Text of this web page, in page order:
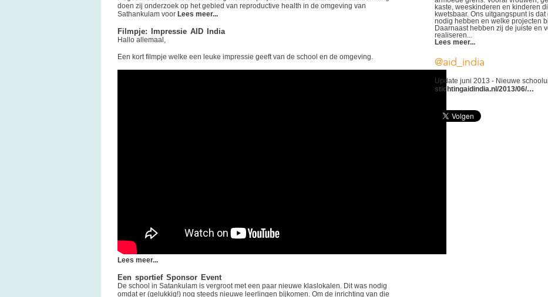
doen zij onderzoek op het gebied van reproductive health in de omgeving van
Sathankulam voor Lees meer...
Filmpje: Impressie AID India
Hallo allemaal,
Een kort filmpje welke een leuke impressie geeft van de school en de omgeving.
Lees meer...
Een sportief Sponsor Event
De school in Satankulam is vergroot met een paar nieuwe klaslokalen. Dit was nodig
omdat er (gelukkig!) nog steeds nieuwe leerlingen bijkomen. Om de inrichting van die
kaste, weeskinderen en kinderen
kwetsbaar. Ons uitgangspunt is
nodig hebben en welke projecten
Daarnaast hebben zij de juiste en
realiseren...
Lees meer...
@aid_india
Update juni 2013 - Nieuwe
stichtingaidindia.nl/2013/06/…